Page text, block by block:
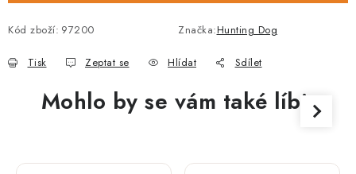
Kód zboží: 97200 Značka:Hunting Dog
Tisk Zeptat se Hlídat Sdílet
Mohlo by se vám také líbit